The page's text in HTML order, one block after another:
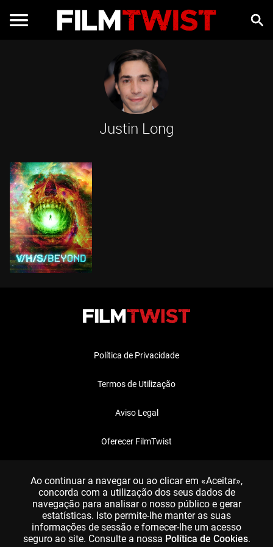
Justin Long
Política de Privacidade
Termos de Utilização
Aviso Legal
Oferecer FilmTwist
Ao continuar a navegar ou ao clicar em «Aceitar»,
concorda com a utilização dos seus dados de
navegação para analisar o nosso público e gerar
estatísticas. Isto permite-lhe manter as suas
informações de sessão e fornecer-lhe um acesso
seguro ao site. Consulte a nossa Política de Cookies.